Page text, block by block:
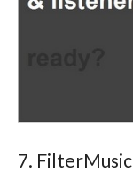
7. FilterMusic